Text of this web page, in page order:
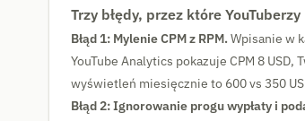
Trzy błędy, przez które
Błąd 1: Mylenie CPM z RPM.Wpisanie w
YouTube Analytics pokazuje CPM 8
wyświetleń miesięcznie to 600 vs 350
Błąd 2: Ignorowanie progu wypłaty i